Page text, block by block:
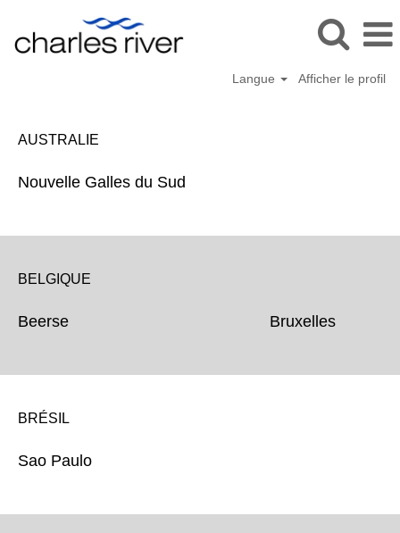
Langue Afficher le profil
AUSTRALIE
Nouvelle Galles du Sud
BELGIQUE
Beerse Bruxelles
BRÉSIL
Sao Paulo